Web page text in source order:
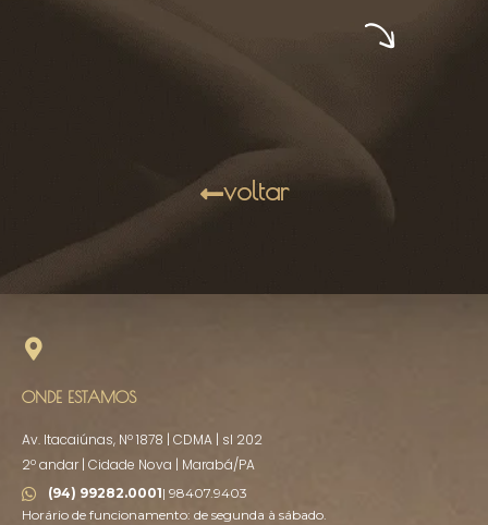
voltar
ONDE ESTAMOS
Av. Itacaiúnas, Nº 1878 | CDMA | sl 202
2º andar | Cidade Nova | Marabá/PA
(94) 99282.0001| 98407.9403
Horário de funcionamento: de segunda à sábado.